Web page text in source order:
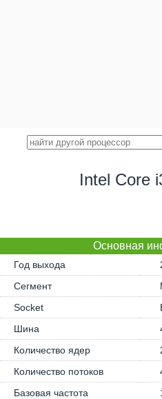
Intel Core
Основная
Год выхода
Сегмент
Socket
Шина
Количество ядер
Количество потоков
Базовая частота